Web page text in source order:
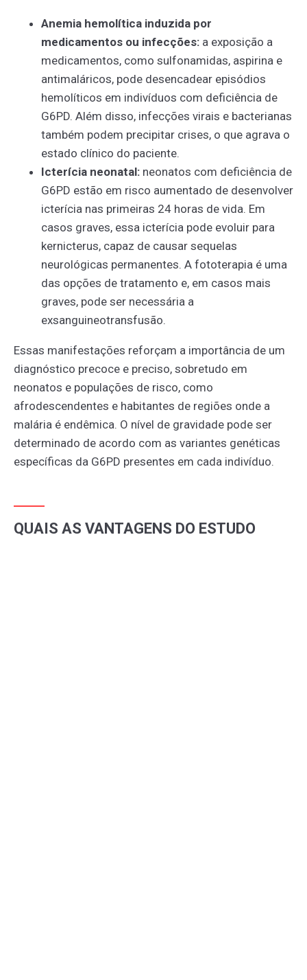
Anemia hemolítica induzida por
medicamentos ou infecções: a exposição a
medicamentos, como sulfonamidas, aspirina e
antimaláricos, pode desencadear episódios
hemolíticos em indivíduos com deficiência de
G6PD. Além disso, infecções virais e bacterianas
também podem precipitar crises, o que agrava o
estado clínico do paciente.
Icterícia neonatal: neonatos com deficiência de
G6PD estão em risco aumentado de desenvolver
icterícia nas primeiras 24 horas de vida. Em
casos graves, essa icterícia pode evoluir para
kernicterus, capaz de causar sequelas
neurológicas permanentes. A fototerapia é uma
das opções de tratamento e, em casos mais
graves, pode ser necessária a
exsanguineotransfusão.
Essas manifestações reforçam a importância de um
diagnóstico precoce e preciso, sobretudo em
neonatos e populações de risco, como
afrodescendentes e habitantes de regiões onde a
malária é endêmica. O nível de gravidade pode ser
determinado de acordo com as variantes genéticas
específicas da G6PD presentes em cada indivíduo.
QUAIS AS VANTAGENS DO ESTUDO